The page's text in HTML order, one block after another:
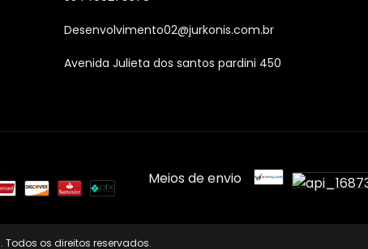
Desenvolvimento02@jurkonis.com.br
Avenida Julieta dos santos pardini 450
Meios de envio
Todos os direitos reservados.